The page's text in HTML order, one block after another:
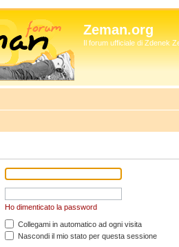
Zeman.org
Il forum ufficiale di Zdenek
Ho dimenticato la password
Collegami in automatico ad ogni visita
Nascondi il mio stato per questa sessione